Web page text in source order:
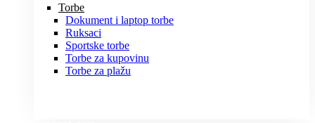
Torbe
Dokument i laptop torbe
Ruksaci
Sportske torbe
Torbe za kupovinu
Torbe za plažu